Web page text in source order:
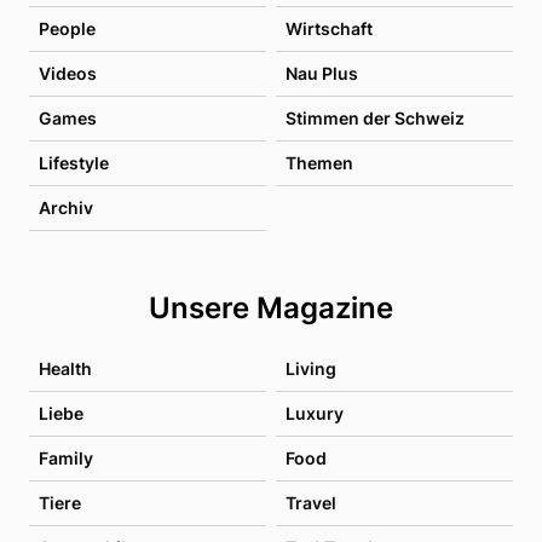
People Wirtschaft
Videos Nau Plus
Games Stimmen der Schweiz
Lifestyle Themen
Archiv
Unsere Magazine
Health Living
Liebe Luxury
Family Food
Tiere Travel